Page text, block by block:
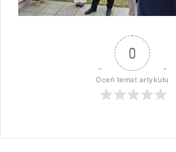
0
Oceń temat artykułu